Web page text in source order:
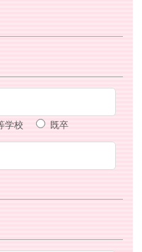
学校 既卒